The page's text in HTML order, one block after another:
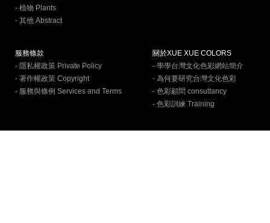
- 植物 Plants
- 其他 Abstract
服務條款
- 隱私權政策 Private Policy
- 著作權政策 Copyright
- 服務與條例 Services and Terms
關於XUE XUE COLORS
- 學學台灣文化色彩網站簡介
- 為何要研究台灣文化色彩
- 色彩顧問 consultancy
- 色彩訓練 Training